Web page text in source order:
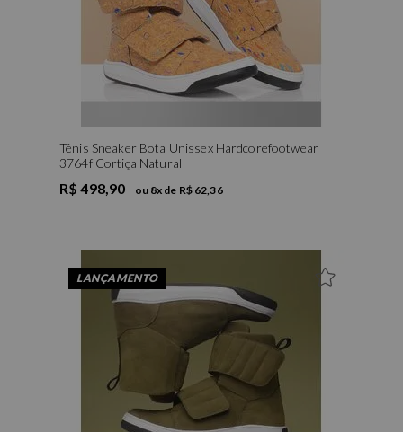
Tênis Sneaker Bota Unissex Hardcorefootwear
3764f Cortiça Natural
R$ 498,90 ou 8x de R$ 62,36
LANÇAMENTO